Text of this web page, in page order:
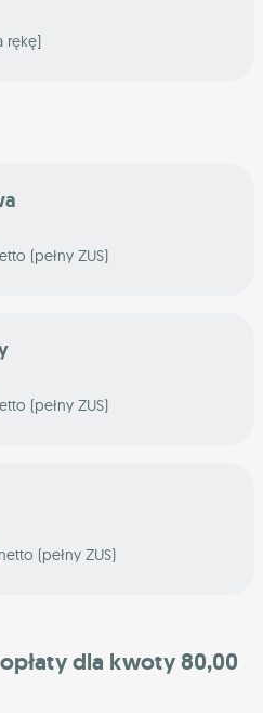
rękę]
(pełny ZUS)
(pełny ZUS)
netto (pełny ZUS)
dla kwoty 80,00